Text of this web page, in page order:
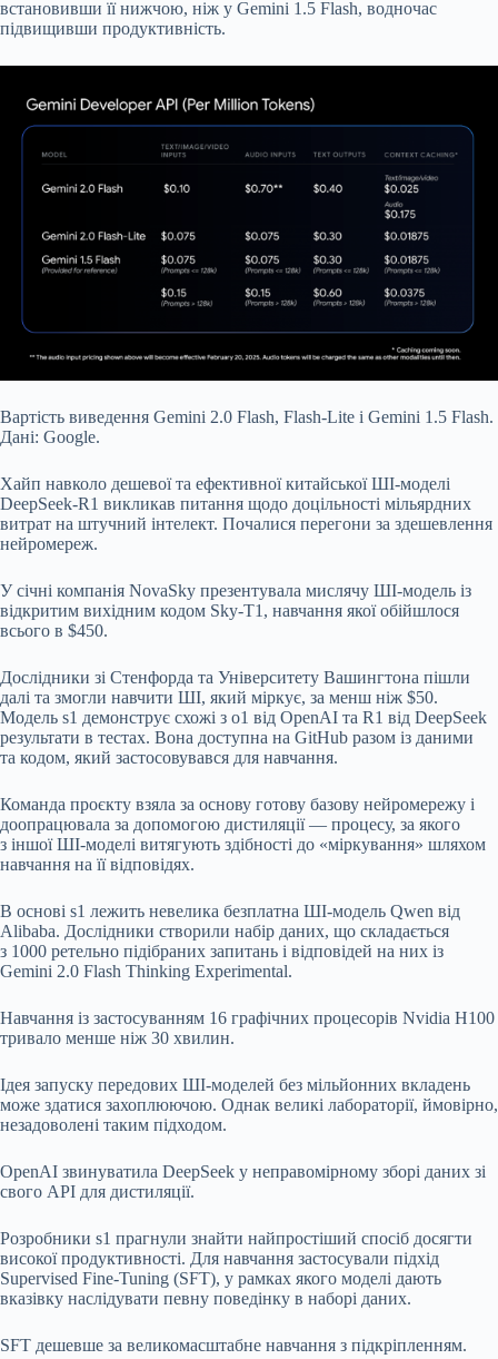
встановивши її нижчою, ніж у Gemini 1.5 Flash, водночас
підвищивши продуктивність.
Вартість виведення Gemini 2.0 Flash, Flash-Lite і Gemini 1.5 Flash.
Дані: Google.
Хайп навколо дешевої та ефективної китайської ШІ-моделі
DeepSeek-R1 викликав питання щодо доцільності мільярдних
витрат на штучний інтелект. Почалися перегони за здешевлення
нейромереж.
У січні компанія NovaSky презентувала мислячу ШІ-модель із
відкритим вихідним кодом Sky-T1, навчання якої обійшлося
всього в $450.
Дослідники зі Стенфорда та Університету Вашингтона пішли
далі та змогли навчити ШІ, який міркує, за менш ніж $50.
Модель s1 демонструє схожі з o1 від OpenAI та R1 від DeepSeek
результати в тестах. Вона доступна на GitHub разом із даними
та кодом, який застосовувався для навчання.
Команда проєкту взяла за основу готову базову нейромережу і
доопрацювала за допомогою дистиляції — процесу, за якого
з іншої ШІ-моделі витягують здібності до «міркування» шляхом
навчання на її відповідях.
В основі s1 лежить невелика безплатна ШІ-модель Qwen від
Alibaba. Дослідники створили набір даних, що складається
з 1000 ретельно підібраних запитань і відповідей на них із
Gemini 2.0 Flash Thinking Experimental.
Навчання із застосуванням 16 графічних процесорів Nvidia H100
тривало менше ніж 30 хвилин.
Ідея запуску передових ШІ-моделей без мільйонних вкладень
може здатися захоплюючою. Однак великі лабораторії, ймовірно,
незадоволені таким підходом.
OpenAI звинуватила DeepSeek у неправомірному зборі даних зі
свого API для дистиляції.
Розробники s1 прагнули знайти найпростіший спосіб досягти
високої продуктивності. Для навчання застосували підхід
Supervised Fine-Tuning (SFT), у рамках якого моделі дають
вказівку наслідувати певну поведінку в наборі даних.
SFT дешевше за великомасштабне навчання з підкріпленням.